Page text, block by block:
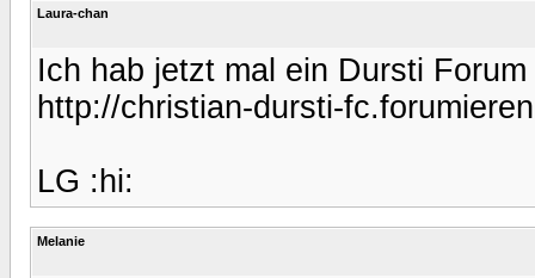
Laura-chan
Ich hab jetzt mal ein Dursti
http://christian-dursti-
LG :hi:
Melanie